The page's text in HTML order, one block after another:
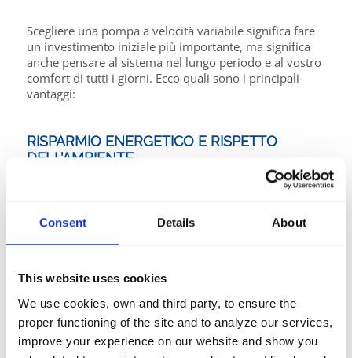
Consent Details About
This website uses cookies
We use cookies, own and third party, to ensure the
proper functioning of the site and to analyze our services,
improve your experience on our website and show you
Scegliere una pompa a velocità variabile significa fare
un investimento iniziale più importante, ma significa
anche pensare al sistema nel lungo periodo e al vostro
comfort di tutti i giorni. Ecco quali sono i principali
vantaggi:
RISPARMIO ENERGETICO E RISPETTO
DELL’AMBIENTE
Riducendo la velocità della pompa di
consumo di energia. Anche quando
si aumenta il tempo di filtrazione, la
sistema è decisamente inferiore. E se la
richiede che la pompa della piscina sia in
funzione 24/7 fino al raggiungimento
della temperatura desiderata, l'opzione a
bassa velocità sarà un elemento molto